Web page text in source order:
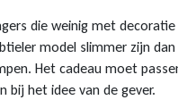
die weinig met decoratie
model slimmer zijn
Het cadeau moet
bij het idee van de gever.